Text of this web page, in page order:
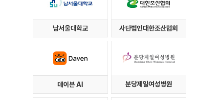
남서울대학교 사단법인대한조산협회
데이븐 AI 분당제일여성병원